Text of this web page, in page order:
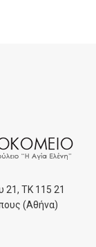
21, ΤΚ 115 21
(Αθήνα)